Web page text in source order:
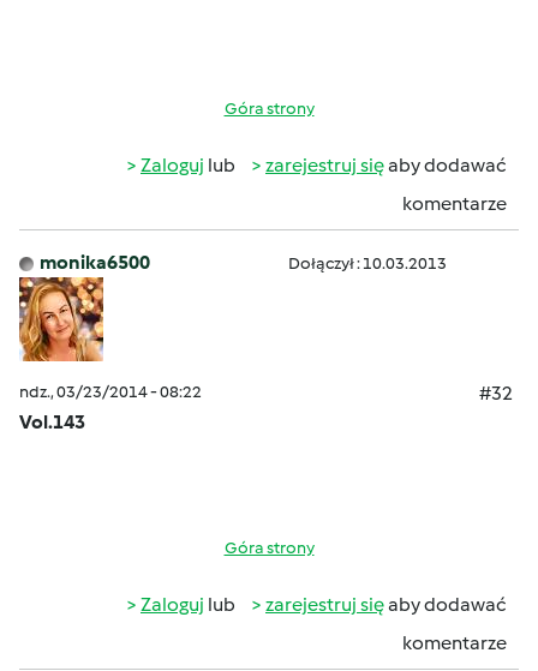
Góra strony
Zaloguj lub zarejestruj sięaby dodawać
komentarze
monika6500 Dołączył : 10.03.2013
ndz., 03/23/2014 - 08:22
#32
Vol.143
Góra strony
Zaloguj lub zarejestruj sięaby dodawać
komentarze